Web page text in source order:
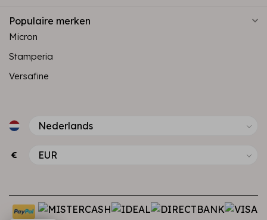
Populaire merken
Micron
Stamperia
Versafine
€